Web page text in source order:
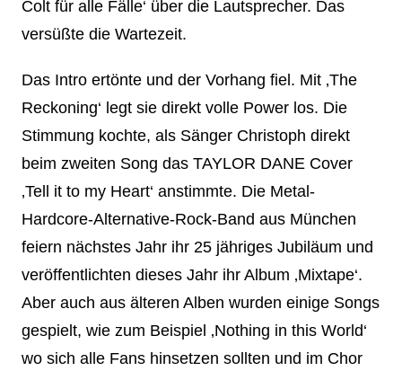
Colt für alle Fälle‘ über die Lautsprecher. Das
versüßte die Wartezeit.
Das Intro ertönte und der Vorhang fiel. Mit ‚The
Reckoning‘ legt sie direkt volle Power los. Die
Stimmung kochte, als Sänger Christoph direkt
beim zweiten Song das TAYLOR DANE Cover
‚Tell it to my Heart‘ anstimmte. Die Metal-
Hardcore-Alternative-Rock-Band aus München
feiern nächstes Jahr ihr 25 jähriges Jubiläum und
veröffentlichten dieses Jahr ihr Album ‚Mixtape‘.
Aber auch aus älteren Alben wurden einige Songs
gespielt, wie zum Beispiel ‚Nothing in this World‘
wo sich alle Fans hinsetzen sollten und im Chor